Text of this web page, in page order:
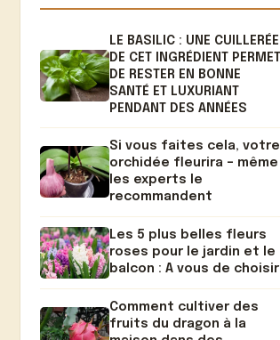
LE BASILIC : UNE CUILLERÉE
DE CET INGRÉDIENT PERMET
DE RESTER EN BONNE
SANTÉ ET LUXURIANT
PENDANT DES ANNÉES
Si vous faites cela, votre
orchidée fleurira – même
les experts le
recommandent
Les 5 plus belles fleurs
roses pour le jardin et le
balcon : A vous de choisir
Comment cultiver des
fruits du dragon à la